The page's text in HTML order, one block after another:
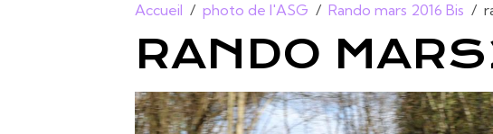
Accueil photo de l'ASG Rando mars 2016 Bis
RANDO